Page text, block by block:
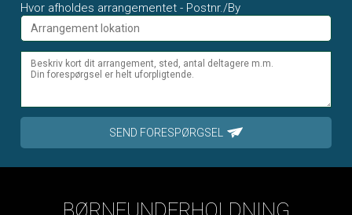
Hvor afholdes arrangementet - Postnr./By
SEND FORESPØRGSEL